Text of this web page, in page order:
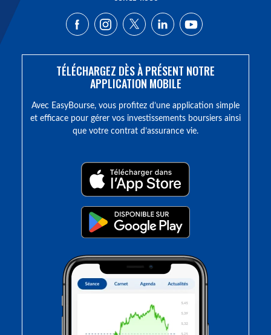
TÉLÉCHARGEZ DÈS À PRÉSENT NOTRE
APPLICATION MOBILE
Avec EasyBourse, vous profitez d’une application simple
et efficace pour gérer vos investissements boursiers ainsi
que votre contrat d’assurance vie.